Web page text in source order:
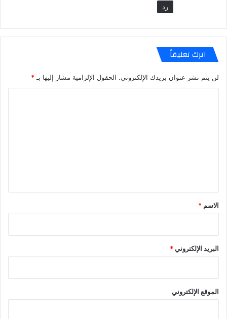
رد
اترك تعليقاً
لن يتم نشر عنوان بريدك الإلكتروني. الحقول الإلزامية مشار إليها بـ *
*
الاسم *
البريد الإلكتروني*
الموقع الإلكتروني